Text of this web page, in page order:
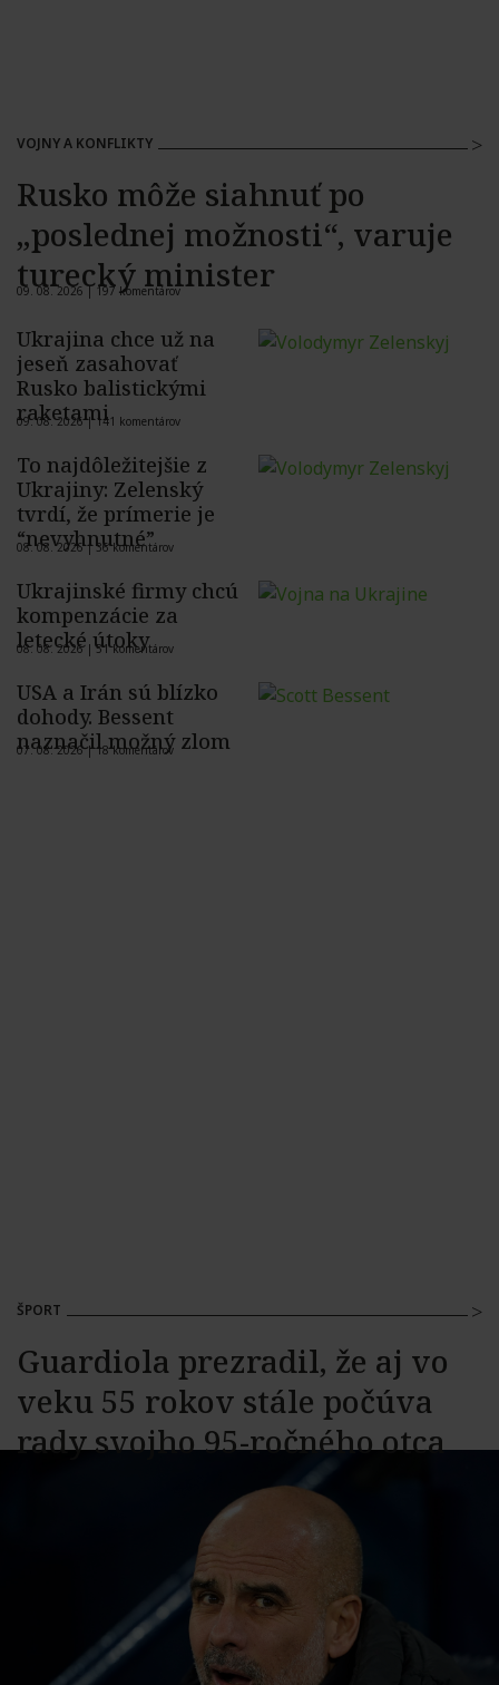
VOJNY A KONFLIKTY
Rusko môže siahnuť po
„poslednej možnosti“, varuje
turecký minister
09. 08. 2026 |197 komentárov
Ukrajina chce už na
jeseň zasahovať
Rusko balistickými
raketami
09. 08. 2026 |141 komentárov
To najdôležitejšie z
Ukrajiny: Zelenský
tvrdí, že prímerie je
“nevyhnutné”
08. 08. 2026 |36 komentárov
Ukrajinské firmy chcú
kompenzácie za
letecké útoky
08. 08. 2026 |51 komentárov
USA a Irán sú blízko
dohody. Bessent
naznačil možný zlom
07. 08. 2026 |18 komentárov
ŠPORT